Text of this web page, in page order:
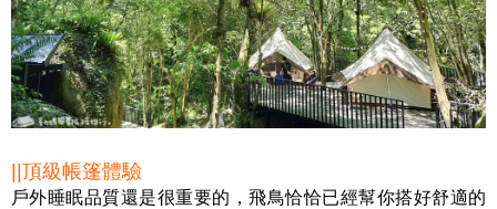
||頂級帳篷體驗
戶外睡眠品質還是很重要的，飛鳥恰恰已經幫你搭好舒適的